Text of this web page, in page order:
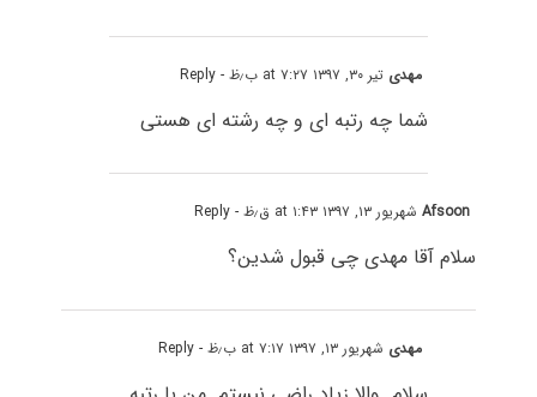
مهدی تیر ۳۰, ۱۳۹۷ at ۷:۲۷ ب٫ظ - Reply
شما چه رتبه ای و چه رشته ای هستی
Afsoonشهریور ۱۳, ۱۳۹۷ at ۱:۴۳ ق٫ظ - Reply
سلام آقا مهدی چی قبول شدین؟
مهدی شهریور ۱۳, ۱۳۹۷ at ۷:۱۷ ب٫ظ - Reply